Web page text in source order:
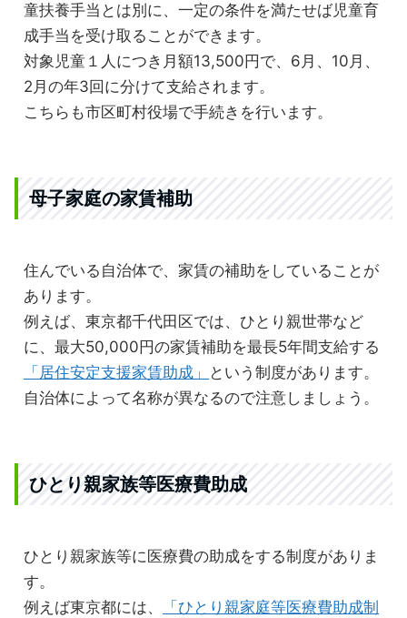
童扶養手当とは別に、一定の条件を満たせば児童育
成手当を受け取ることができます。
対象児童１人につき月額13,500円で、6月、10月、
2月の年3回に分けて支給されます。
こちらも市区町村役場で手続きを行います。
母子家庭の家賃補助
住んでいる自治体で、家賃の補助をしていることが
あります。
例えば、東京都千代田区では、ひとり親世帯など
に、最大50,000円の家賃補助を最長5年間支給する
「居住安定支援家賃助成」
という制度があります。
自治体によって名称が異なるので注意しましょう。
ひとり親家族等医療費助成
ひとり親家族等に医療費の助成をする制度がありま
す。
例えば東京都には、
「ひとり親家庭等医療費助成制